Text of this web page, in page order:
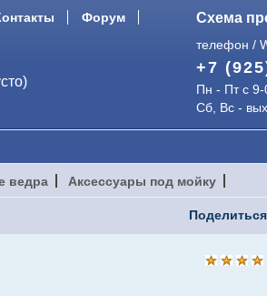
Форум Схема
телефон /
+7
Пн - Пт с
Сб, Вс -
ведра Аксессуары под мойку
Поделиться